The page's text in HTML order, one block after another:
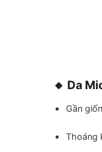
🔸 Da
Gần
Thoáng